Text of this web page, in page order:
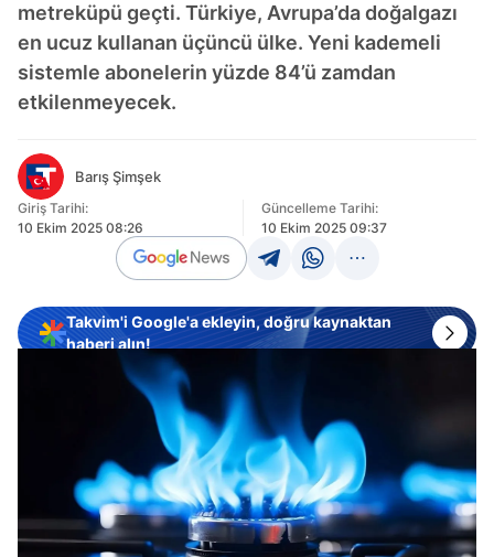
metreküpü geçti. Türkiye, Avrupa’da doğalgazı
en ucuz kullanan üçüncü ülke. Yeni kademeli
sistemle abonelerin yüzde 84’ü zamdan
etkilenmeyecek.
Barış Şimşek
Giriş Tarihi:
10 Ekim 2025 08:26
Güncelleme Tarihi:
10 Ekim 2025 09:37
Takvim'i Google'a ekleyin, doğru kaynaktan
haberi alın!